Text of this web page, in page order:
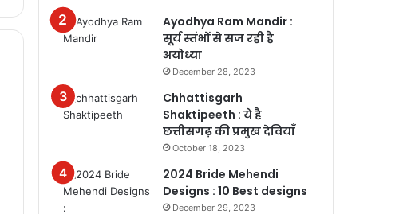
Ayodhya Ram Mandir :
सूर्य स्तंभों से सज रही है
अयोध्या
December 28, 2023
Chhattisgarh
Shaktipeeth : ये है
छत्तीसगढ़ की प्रमुख देवियाँ
October 18, 2023
2024 Bride Mehendi
Designs : 10 Best designs
December 29, 2023